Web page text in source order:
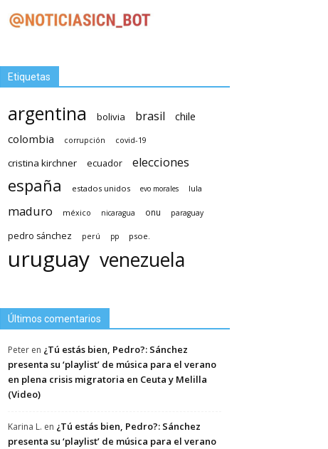
Etiquetas
argentina bolivia brasil
chile
colombia
corrupción covid-19
cristina kirchner ecuador elecciones
españa estados unidos evo morales lula
maduro méxico nicaragua onu paraguay
pedro sánchez perú pp psoe.
uruguay venezuela
Últimos comentarios
Peter en ¿Tú estás bien, Pedro?: Sánchez
presenta su ‘playlist’ de música para el verano
en plena crisis migratoria en Ceuta y Melilla
(Video)
Karina L. en ¿Tú estás bien, Pedro?: Sánchez
presenta su ‘playlist’ de música para el verano